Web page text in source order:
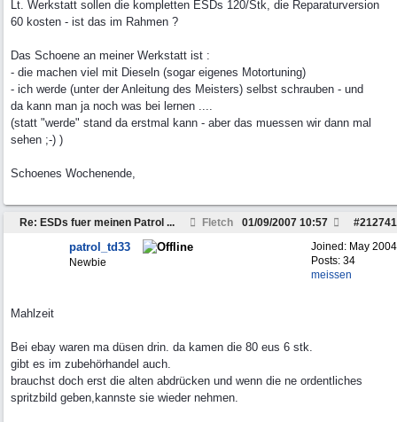
Lt. Werkstatt sollen die kompletten ESDs 120/Stk, die Reparaturversion
60 kosten - ist das im Rahmen ?
Das Schoene an meiner Werkstatt ist :
- die machen viel mit Dieseln (sogar eigenes Motortuning)
- ich werde (unter der Anleitung des Meisters) selbst schrauben - und
da kann man ja noch was bei lernen ....
(statt "werde" stand da erstmal kann - aber das muessen wir dann mal
sehen ;-) )
Schoenes Wochenende,
Re: ESDs fuer meinen Patrol ... Fletch #212741
01/09/2007 10:57
Joined: May 2004
Posts: 34
meissen
patrol_td33
Newbie
Mahlzeit
Bei ebay waren ma düsen drin. da kamen die 80 eus 6 stk.
gibt es im zubehörhandel auch.
brauchst doch erst die alten abdrücken und wenn die ne ordentliches
spritzbild geben,kannste sie wieder nehmen.